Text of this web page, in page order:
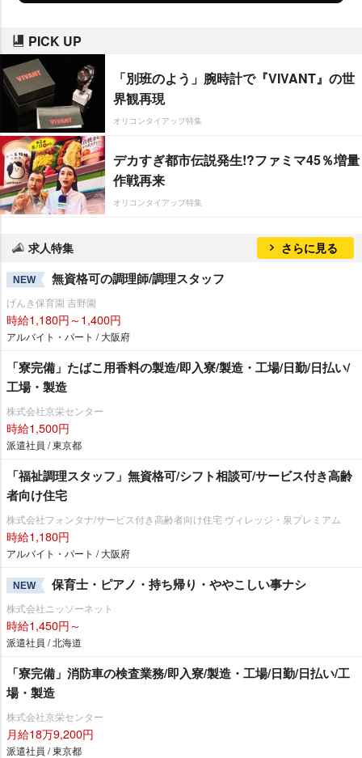
PICK UP
「別班のよう」腕時計で『VIVANT』の世
界観再現
オリコンタイアップ特集
デカすぎ都市伝説発生!?ファミマ45％増量
作戦再来
オリコンタイアップ特集
求人特集 さらに見る
NEW 無資格可の調理師/調理スタッフ
げんき保育園 吉野園
時給1,180円～1,400円
アルバイト・パート / 大阪府
「寮完備」たばこ用香料の製造/即入寮/製造・工場/日勤/日払い/
工場・製造
株式会社京栄センター
時給1,500円
派遣社員 / 東京都
「福祉調理スタッフ」無資格可/シフト相談可/サービス付き高齢
者向け住宅
株式会社フォンタナ/サービス付き高齢者向け住宅 ヴィレッジ・泉プレミアム
時給1,180円
アルバイト・パート / 大阪府
NEW 保育士・ピアノ・持ち帰り・ややこしい事ナシ
株式会社ニッソーネット
時給1,450円～
派遣社員 / 北海道
「寮完備」消防車の検査業務/即入寮/製造・工場/日勤/日払い/工
場・製造
株式会社京栄センター
月給18万9,200円
派遣社員 / 東京都